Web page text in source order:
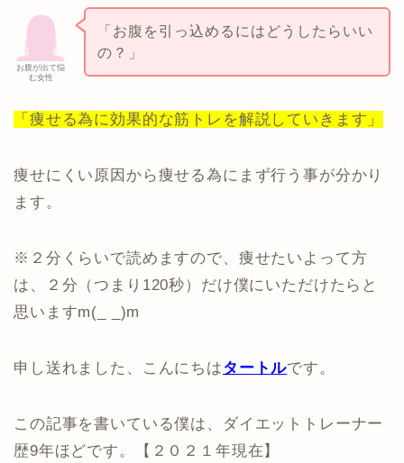
お腹が出て悩
む女性
「お腹を引っ込めるにはどうしたらいい
の？」
「痩せる為に効果的な筋トレを解説していきます」
痩せにくい原因から痩せる為にまず行う事が分かり
ます。
※２分くらいで読めますので、痩せたいよって方
は、２分（つまり120秒）だけ僕にいただけたらと
思いますm(_ _)m
申し送れました、こんにちはタートルです。
この記事を書いている僕は、ダイエットトレーナー
歴9年ほどです。【２０２１年現在】